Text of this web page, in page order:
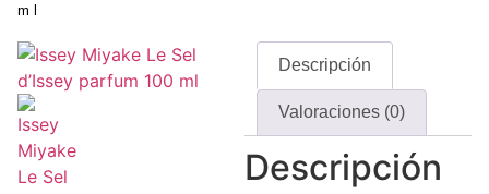
ml
Descripción
Valoraciones (0)
Descripción